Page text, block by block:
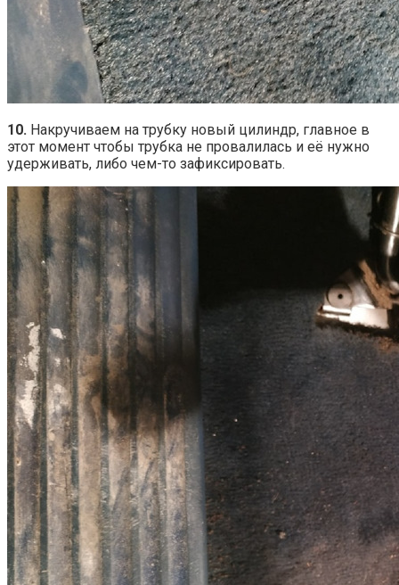
10. Накручиваем на трубку новый цилиндр, главное в
этот момент чтобы трубка не провалилась и её нужно
удерживать, либо чем-то зафиксировать.